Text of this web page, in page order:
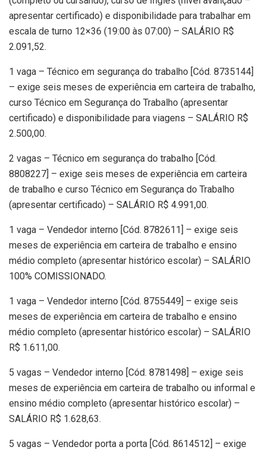
apresentar certificado) e disponibilidade para trabalhar em
escala de turno 12×36 (19:00 às 07:00) – SALÁRIO R$
2.091,52.
1 vaga – Técnico em segurança do trabalho [Cód. 8735144]
– exige seis meses de experiência em carteira de trabalho,
curso Técnico em Segurança do Trabalho (apresentar
certificado) e disponibilidade para viagens – SALÁRIO R$
2.500,00.
2 vagas – Técnico em segurança do trabalho [Cód.
8808227] – exige seis meses de experiência em carteira
de trabalho e curso Técnico em Segurança do Trabalho
(apresentar certificado) – SALÁRIO R$ 4.991,00.
1 vaga – Vendedor interno [Cód. 8782611] – exige seis
meses de experiência em carteira de trabalho e ensino
médio completo (apresentar histórico escolar) – SALÁRIO
100% COMISSIONADO.
1 vaga – Vendedor interno [Cód. 8755449] – exige seis
meses de experiência em carteira de trabalho e ensino
médio completo (apresentar histórico escolar) – SALÁRIO
R$ 1.611,00.
5 vagas – Vendedor interno [Cód. 8781498] – exige seis
meses de experiência em carteira de trabalho ou informal e
ensino médio completo (apresentar histórico escolar) –
SALÁRIO R$ 1.628,63.
5 vagas – Vendedor porta a porta [Cód. 8614512] – exige